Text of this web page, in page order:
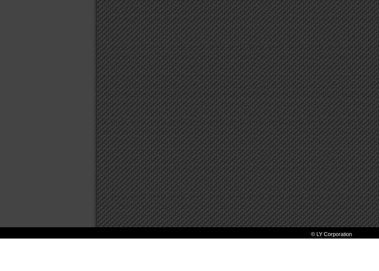
© LY Corporation